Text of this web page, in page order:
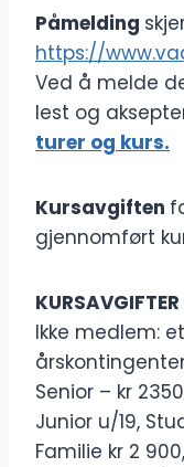
Påmelding
https://
Ved å melde
lest og
turer og kurs.
Kursavgiften
gjennomført
Ikke medlem:
Senior – kr 2350
Junior u/19,
Familie kr 2